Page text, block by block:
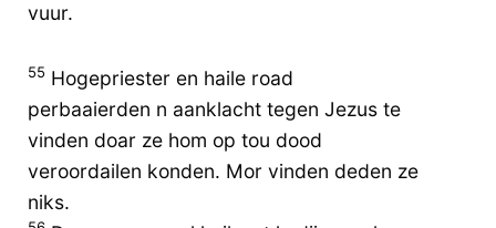
vuur.
55 Hogepriester en haile road
perbaaierden n aanklacht tegen Jezus te
vinden doar ze hom op tou dood
veroordailen konden. Mor vinden deden ze
niks.